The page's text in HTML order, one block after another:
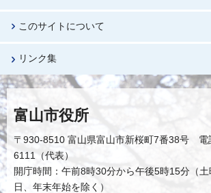
このサイトについて
リンク集
富山市役所
〒930-8510 富山県富山市新桜町7番38号 電
6111（代表）
開庁時間：午前8時30分から午後5時15分（
日、年末年始を除く）